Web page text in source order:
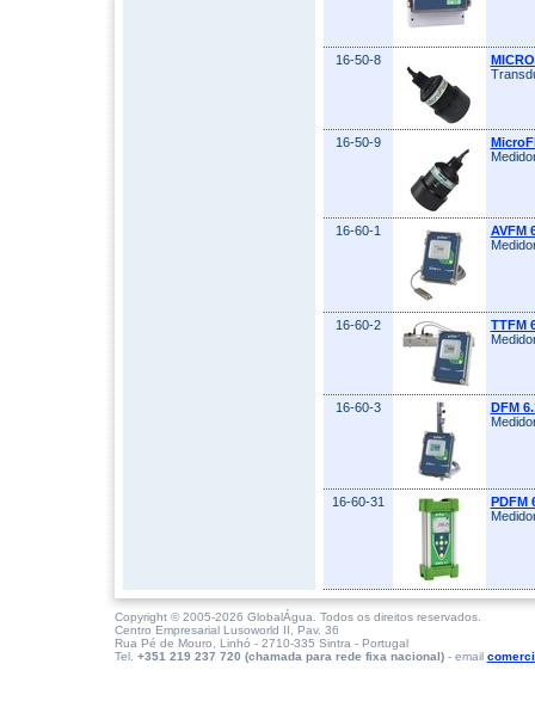
16-50-8
16-50-9
16-60-1
AVFM
16-60-2
TTFM
16-60-3
DFM
16-60-31
PDFM
Copyright © 2005-2026 GlobalÁgua. Todos os direitos reservados.
Centro Empresarial Lusoworld II, Pav. 36
Rua Pé de Mouro, Linhó - 2710-335 Sintra - Portugal
Tel. +351 219 237 720 (chamada para rede fixa nacional)- email